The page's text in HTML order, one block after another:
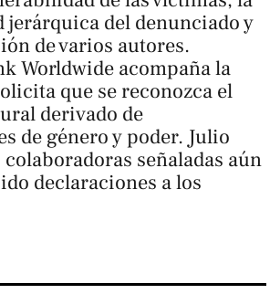
del denunciado y
de varios autores.
Worldwide acompaña la
que se reconozca el
derivado de
de género y poder. Julio
señaladas aún
declaraciones a los